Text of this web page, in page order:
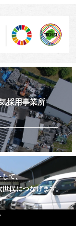
採用事業所
て、
代につなげます。